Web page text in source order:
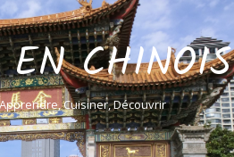
CHINOIS
Cuisiner, Découvrir